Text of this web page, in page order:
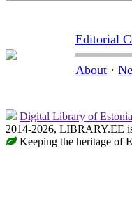
Editorial
About ·
Digital Library of Estonia
2014-2026, LIBRARY.EE
Keeping the heritage of